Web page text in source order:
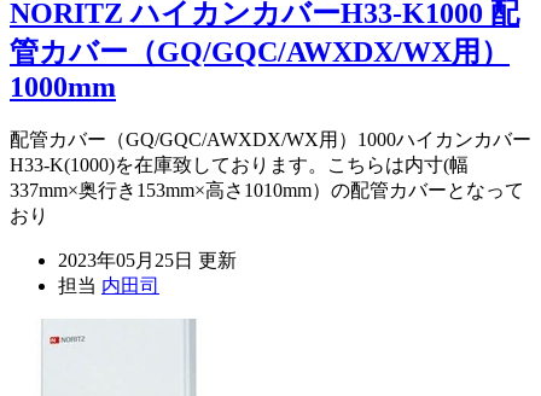
NORITZ ハイカンカバーH33-K1000 配
管カバー（GQ/GQC/AWXDX/WX用）
1000mm
配管カバー（GQ/GQC/AWXDX/WX用）1000ハイカンカバー
H33-K(1000)を在庫致しております。こちらは内寸(幅
337mm×奥行き153mm×高さ1010mm）の配管カバーとなって
おり
2023年05月25日 更新
担当 内田司